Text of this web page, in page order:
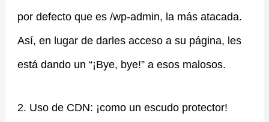
por defecto que es /wp-admin, la más atacada.
Así, en lugar de darles acceso a su página, les
está dando un “¡Bye, bye!” a esos malosos.
2. Uso de CDN: ¡como un escudo protector!